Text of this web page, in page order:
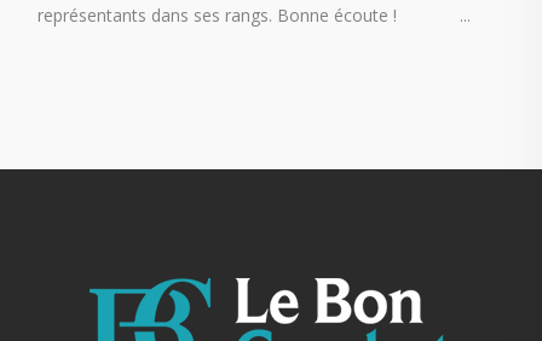
représentants dans ses rangs. Bonne écoute !